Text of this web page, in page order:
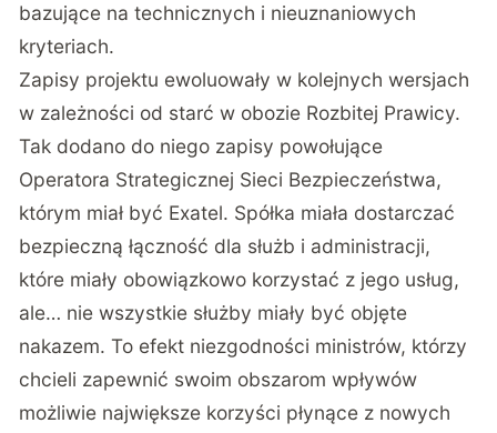
bazujące na technicznych i nieuznaniowych
kryteriach.
Zapisy projektu ewoluowały w kolejnych wersjach
w zależności od starć w obozie Rozbitej Prawicy.
Tak dodano do niego zapisy powołujące
Operatora Strategicznej Sieci Bezpieczeństwa,
którym miał być Exatel. Spółka miała dostarczać
bezpieczną łączność dla służb i administracji,
które miały obowiązkowo korzystać z jego usług,
ale… nie wszystkie służby miały być objęte
nakazem. To efekt niezgodności ministrów, którzy
chcieli zapewnić swoim obszarom wpływów
możliwie największe korzyści płynące z nowych